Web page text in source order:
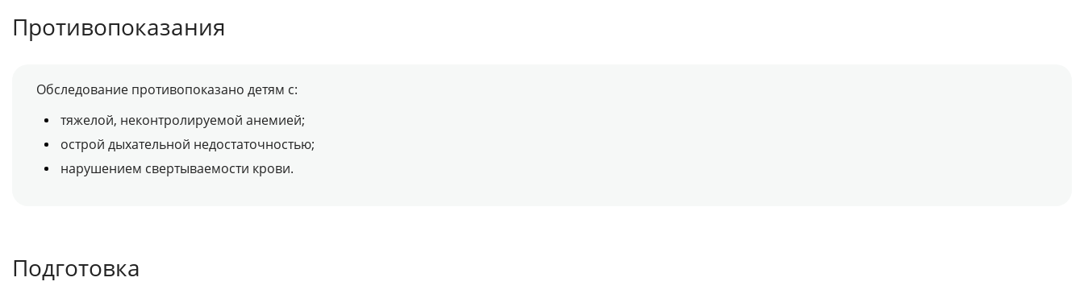
Противопоказания
Обследование противопоказано детям с:
тяжелой, неконтролируемой анемией;
острой дыхательной недостаточностью;
нарушением свертываемости крови.
Подготовка